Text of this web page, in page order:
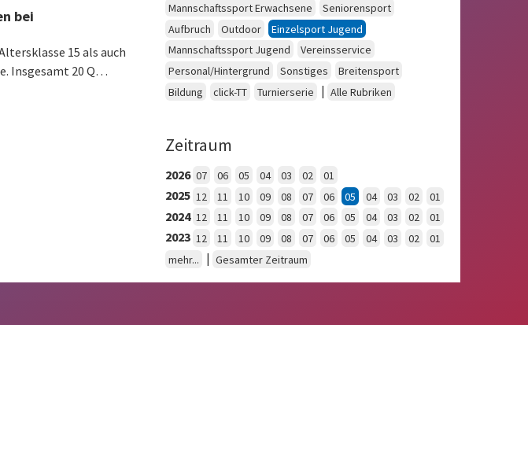
bei
15 als auch
Insgesamt 20 Q…
Mannschaftssport Erwachsene
Seniorensport
Aufbruch
Outdoor
Einzelsport Jugend
Mannschaftssport Jugend
Vereinsservice
Personal/Hintergrund
Sonstiges
Breitensport
Bildung
click-TT Turnierserie | Alle Rubriken
Zeitraum
2026 07 06 05 04 03 02 01
2025 12 11 10 09 08 07 06 05 04 03 02 01
2024 12 11 10 09 08 07 06 05 04 03 02 01
2023 12 11 10 09 08 07 06 05 04 03 02
01
mehr...
| Gesamter Zeitraum